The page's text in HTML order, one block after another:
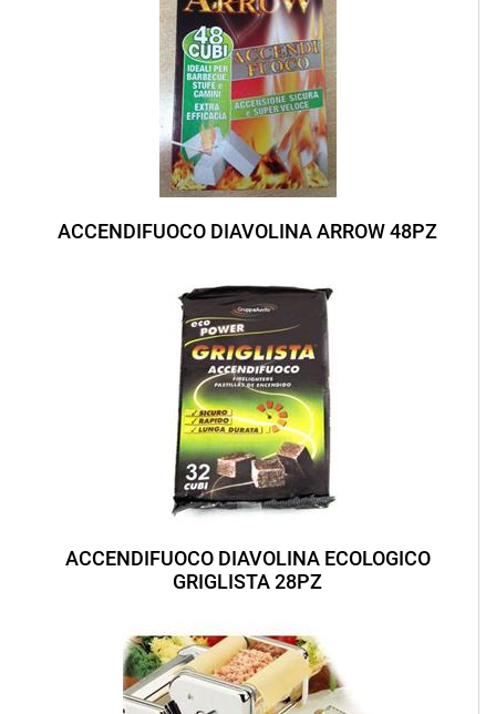
ACCENDIFUOCO DIAVOLINA ARROW 48PZ
ACCENDIFUOCO DIAVOLINA ECOLOGICO
GRIGLISTA 28PZ